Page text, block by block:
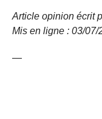
Article opinion écrit
Mis en ligne : 03/07/
—